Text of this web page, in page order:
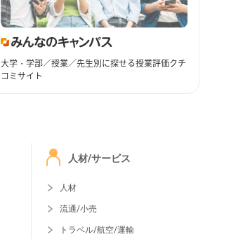
大学・学部／授業／先生別に探せる授業評価クチ
コミサイト
人材/サービス
人材
流通/小売
トラベル/航空/運輸